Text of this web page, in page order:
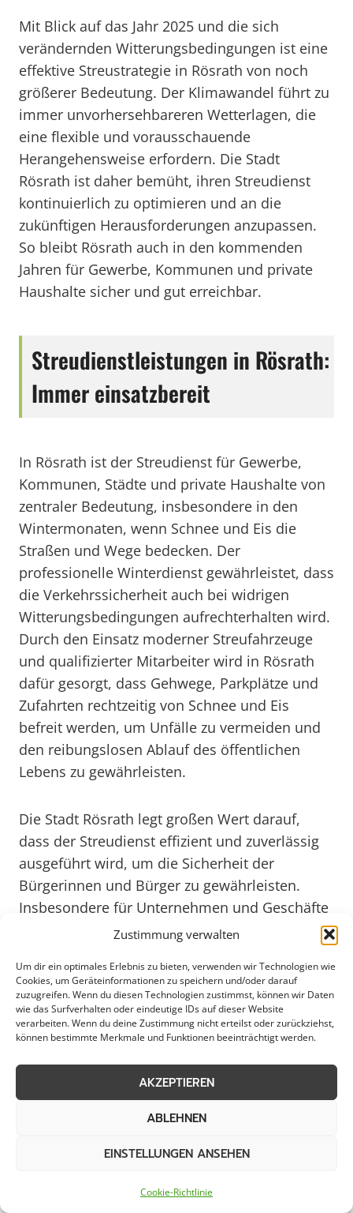
Zustimmung verwalten
Um dir ein optimales Erlebnis zu bieten, verwenden wir Technologien wie
Cookies, um Geräteinformationen zu speichern und/oder darauf
zuzugreifen. Wenn du diesen Technologien zustimmst, können wir Daten
wie das Surfverhalten oder eindeutige IDs auf dieser Website
verarbeiten. Wenn du deine Zustimmung nicht erteilst oder zurückziehst,
können bestimmte Merkmale und Funktionen beeinträchtigt werden.
AKZEPTIEREN
ABLEHNEN
EINSTELLUNGEN ANSEHEN
Cookie-Richtlinie
Mit Blick auf das Jahr 2025 und die sich
verändernden Witterungsbedingungen ist eine
effektive Streustrategie in Rösrath von noch
größerer Bedeutung. Der Klimawandel führt zu
immer unvorhersehbareren Wetterlagen, die
eine flexible und vorausschauende
Herangehensweise erfordern. Die Stadt
Rösrath ist daher bemüht, ihren Streudienst
kontinuierlich zu optimieren und an die
zukünftigen Herausforderungen anzupassen.
So bleibt Rösrath auch in den kommenden
Jahren für Gewerbe, Kommunen und private
Haushalte sicher und gut erreichbar.
Streudienstleistungen in Rösrath:
Immer einsatzbereit
In Rösrath ist der Streudienst für Gewerbe,
Kommunen, Städte und private Haushalte von
zentraler Bedeutung, insbesondere in den
Wintermonaten, wenn Schnee und Eis die
Straßen und Wege bedecken. Der
professionelle Winterdienst gewährleistet, dass
die Verkehrssicherheit auch bei widrigen
Witterungsbedingungen aufrechterhalten wird.
Durch den Einsatz moderner Streufahrzeuge
und qualifizierter Mitarbeiter wird in Rösrath
dafür gesorgt, dass Gehwege, Parkplätze und
Zufahrten rechtzeitig von Schnee und Eis
befreit werden, um Unfälle zu vermeiden und
den reibungslosen Ablauf des öffentlichen
Lebens zu gewährleisten.
Die Stadt Rösrath legt großen Wert darauf,
dass der Streudienst effizient und zuverlässig
ausgeführt wird, um die Sicherheit der
Bürgerinnen und Bürger zu gewährleisten.
Insbesondere für Unternehmen und Geschäfte
ist es wichtig, dass ihre Kunden auch bei
ihnen gelangen können. Durch regelmäßige
Streueinsätze wird in Rösrath sichergestellt,
dass der Verkehr auch in den Wintermonaten
fließt und keine Beeinträchtigungen durch
Schnee und Eis entstehen.
Mit Blick auf das Jahr 2025 werden in Rösrath
des Streudienstes ergriffen, um noch effektiver
reagieren zu können. Innovative Technologien